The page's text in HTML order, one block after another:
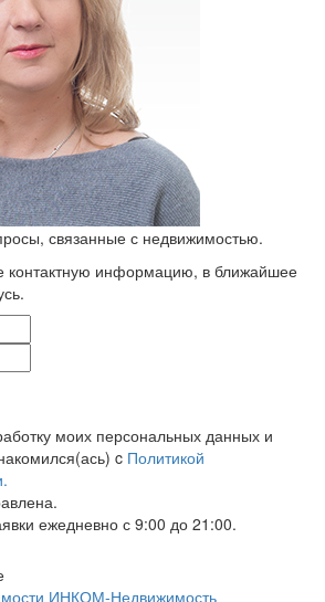
связанные с недвижимостью.
контактную информацию, в ближайшее
моих персональных данных и
c Политикой
ежедневно с 9:00 до 21:00.